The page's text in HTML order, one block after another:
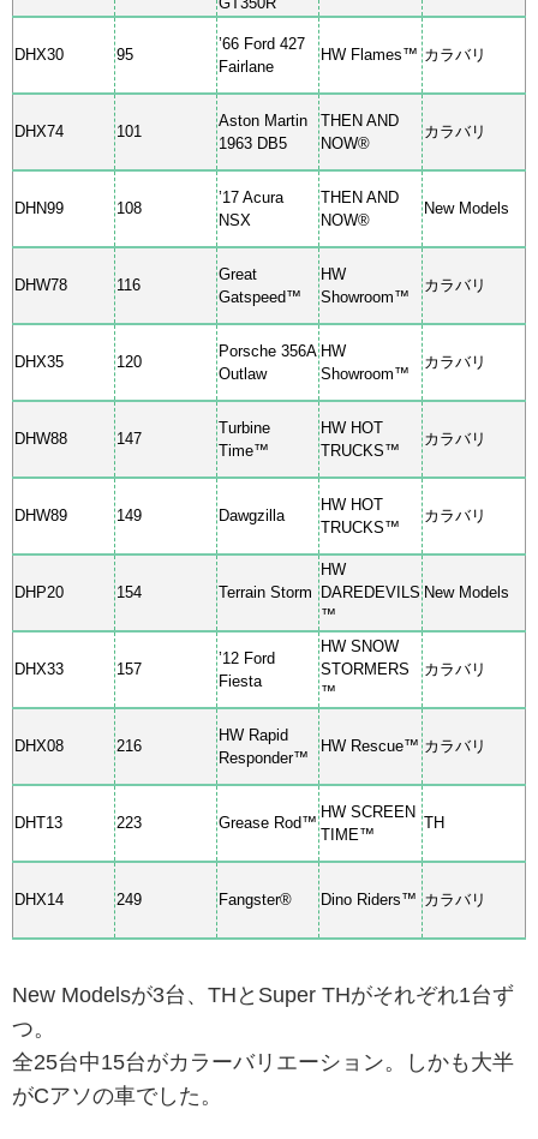
DHX30 95
’66 Ford 427
Fairlane
HW Flames™ カラバリ
DHX74 101
Aston Martin
1963 DB5
THEN AND
NOW®
カラバリ
DHN99 108
’17 Acura
NSX
THEN AND
NOW®
New Models
DHW78 116
Great
Gatspeed™
HW
Showroom™
カラバリ
DHX35 120
Porsche 356A
Outlaw
HW
Showroom™
カラバリ
DHW88 147
Turbine
Time™
HW HOT
TRUCKS™
カラバリ
DHW89 149 Dawgzilla
HW HOT
TRUCKS™
カラバリ
DHP20 154 Terrain Storm
HW
DAREDEVILS
™
New Models
DHX33 157
’12 Ford
Fiesta
HW SNOW
STORMERS
™
カラバリ
DHX08 216
HW Rapid
Responder™
HW Rescue™ カラバリ
DHT13 223 Grease Rod™
HW SCREEN
TIME™
TH
DHX14 249 Fangster® Dino Riders™ カラバリ
New Modelsが3台、THとSuper THがそれぞれ1台ず
つ。
全25台中15台がカラーバリエーション。しかも大半
がCアソの車でした。